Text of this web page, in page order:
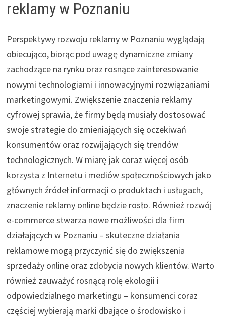
reklamy w Poznaniu
Perspektywy rozwoju reklamy w Poznaniu wyglądają
obiecująco, biorąc pod uwagę dynamiczne zmiany
zachodzące na rynku oraz rosnące zainteresowanie
nowymi technologiami i innowacyjnymi rozwiązaniami
marketingowymi. Zwiększenie znaczenia reklamy
cyfrowej sprawia, że firmy będą musiały dostosować
swoje strategie do zmieniających się oczekiwań
konsumentów oraz rozwijających się trendów
technologicznych. W miarę jak coraz więcej osób
korzysta z Internetu i mediów społecznościowych jako
głównych źródeł informacji o produktach i usługach,
znaczenie reklamy online będzie rosło. Również rozwój
e-commerce stwarza nowe możliwości dla firm
działających w Poznaniu – skuteczne działania
reklamowe mogą przyczynić się do zwiększenia
sprzedaży online oraz zdobycia nowych klientów. Warto
również zauważyć rosnącą rolę ekologii i
odpowiedzialnego marketingu – konsumenci coraz
częściej wybierają marki dbające o środowisko i